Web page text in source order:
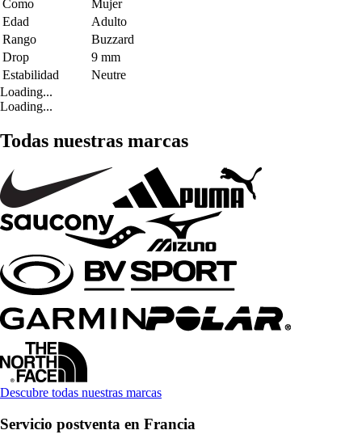
Como
Mujer
Edad
Adulto
Rango
Buzzard
Drop
9 mm
Estabilidad
Neutre
Loading...
Loading...
Todas nuestras marcas
Descubre todas nuestras marcas
Servicio postventa en Francia